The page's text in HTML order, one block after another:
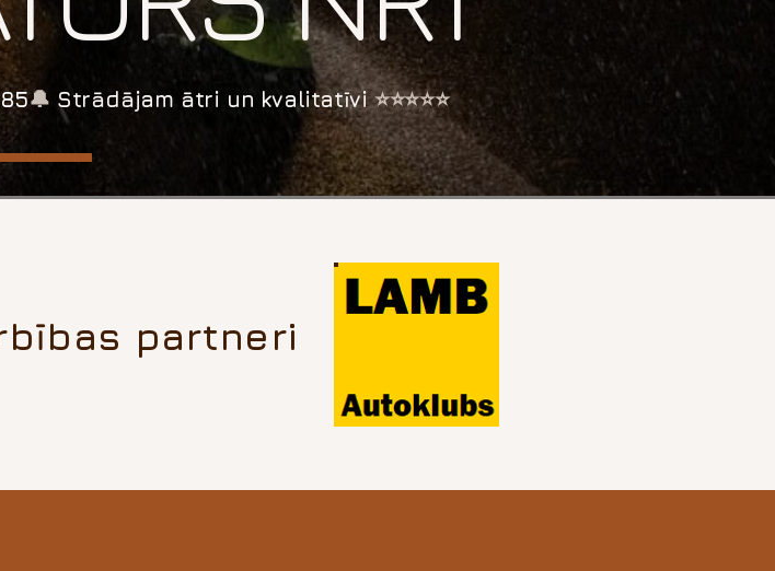
🔔 Strādājam ātri un kvalitatīvi⭐⭐⭐⭐⭐
partneri